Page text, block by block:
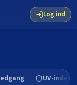
Log ind
UV-indeks